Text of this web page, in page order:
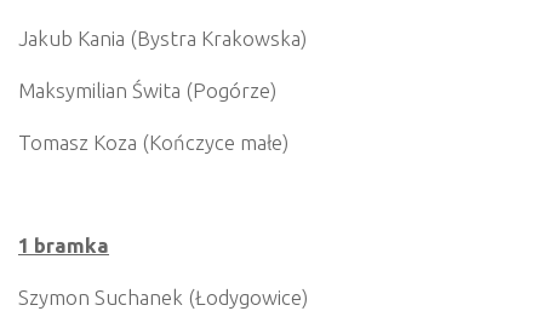
Jakub Kania (Bystra Krakowska)
Maksymilian Świta (Pogórze)
Tomasz Koza (Kończyce małe)
1 bramka
Szymon Suchanek (Łodygowice)